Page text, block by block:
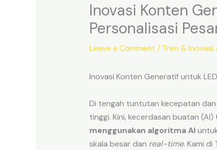
Inovasi Konten
Personalisasi
Leave a Comment / Tren & Inovasi
Inovasi Konten Generatif untuk
Di tengah tuntutan kecepatan
tinggi. Kini, kecerdasan buatan (AI)
menggunakan algoritma AI
skala besar dan real-time. Kami di